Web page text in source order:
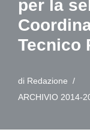
per la
Tecnico
di Redazione
ARCHIVIO 2014-